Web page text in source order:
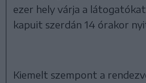
ezer hely várja a
kapuit szerdán 14 órakor
Kiemelt szempont a